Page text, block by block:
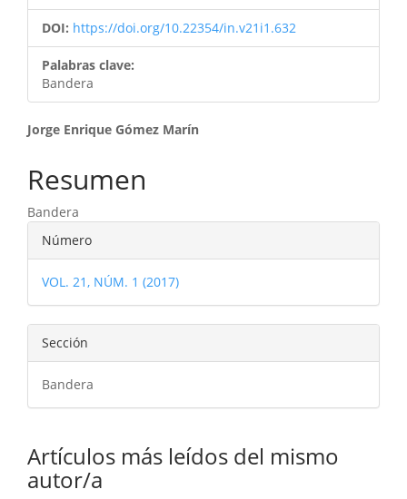
DOI: https://doi.org/10.22354/in.v21i1.632
Palabras clave:
Bandera
Contenido
principal
del
artículo
Jorge Enrique Gómez Marín
Resumen
Bandera
Detalles
del
artículo
Número
VOL. 21, NÚM. 1 (2017)
Sección
Bandera
Artículos más leídos del mismo
autor/a